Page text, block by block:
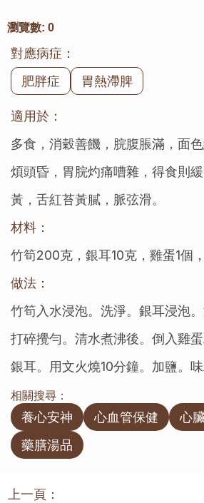
瀏覽數: 0
對應病症：
肥胖症
胃熱滯脾
適用於：
多食，消穀善饑，脘腹脹滿，面
煩頭昏，胃脘灼痛嘈雜，得食則
黃，舌紅苔黃膩，脈弦滑。
材料：
竹筍200克，銀耳10克，雞蛋1個
做法：
竹筍入水浸泡。洗淨。銀耳浸泡
打碎攪勻。清水煮沸後。倒入雞蛋
銀耳。用文火燒10分鐘。加鹽。
相關搜尋：
養心安神 心血管保健
心
藥膳湯品
上一頁：